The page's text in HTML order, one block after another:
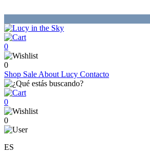
0
0
Shop Sale About Lucy Contacto
0
0
ES